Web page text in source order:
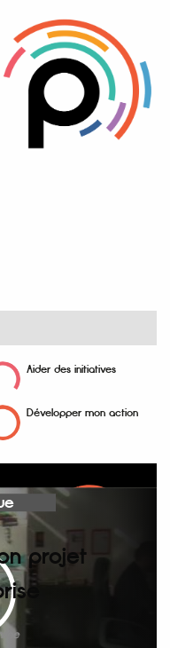
Aider des initiatives
Développer mon action
projet